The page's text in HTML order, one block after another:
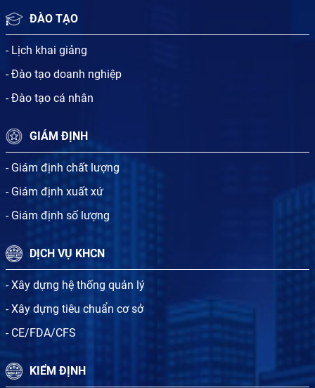
ĐÀO TẠO
- Lịch khai giảng
- Đào tạo doanh nghiệp
- Đào tạo cá nhân
GIÁM ĐỊNH
- Giám định chất lượng
- Giám định xuất xứ
- Giám định số lượng
DỊCH VỤ KHCN
- Xây dựng hệ thống quản lý
- Xây dựng tiêu chuẩn cơ sở
- CE/FDA/CFS
KIỂM ĐỊNH